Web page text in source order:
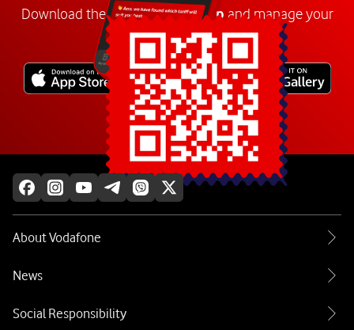
Download theMyVodafone app and manage your
number anywhere.
Explore more
About Vodafone
News
Social Responsibility